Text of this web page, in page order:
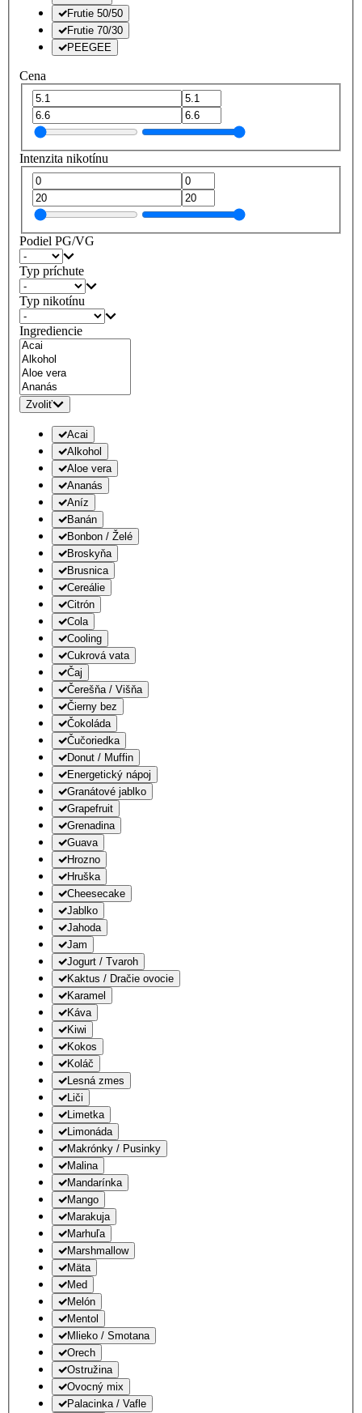
Frutie 50/50
Frutie 70/30
PEEGEE
Cena
Intenzita nikotínu
Podiel PG/VG
Typ príchute
Typ nikotínu
Ingrediencie
Zvoliť
Acai
Alkohol
Aloe vera
Ananás
Aníz
Banán
Bonbon / Želé
Broskyňa
Brusnica
Cereálie
Citrón
Cola
Cooling
Cukrová vata
Čaj
Čerešňa / Višňa
Čierny bez
Čokoláda
Čučoriedka
Donut / Muffin
Energetický nápoj
Granátové jablko
Grapefruit
Grenadina
Guava
Hrozno
Hruška
Cheesecake
Jablko
Jahoda
Jam
Jogurt / Tvaroh
Kaktus / Dračie ovocie
Karamel
Káva
Kiwi
Kokos
Koláč
Lesná zmes
Liči
Limetka
Limonáda
Makrónky / Pusinky
Malina
Mandarínka
Mango
Marakuja
Marhuľa
Marshmallow
Mäta
Med
Melón
Mentol
Mlieko / Smotana
Orech
Ostružina
Ovocný mix
Palacinka / Vafle